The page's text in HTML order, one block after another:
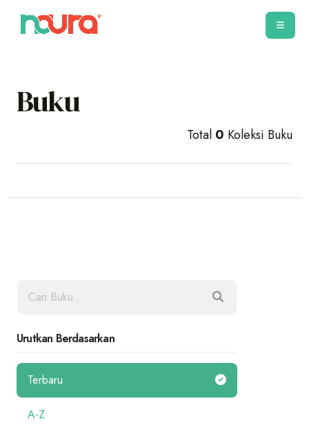
Buku
Total 0 Koleksi Buku
Urutkan Berdasarkan
Terbaru
A-Z